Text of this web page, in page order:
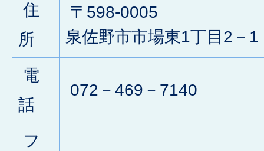
住
所
〒598-0005
泉佐野市市場東1丁目2－1
電
話
072－469－7140
フ